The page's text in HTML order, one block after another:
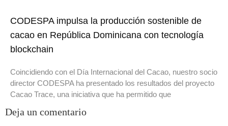
CODESPA impulsa la producción sostenible de
cacao en República Dominicana con tecnología
blockchain
Coincidiendo con el Día Internacional del Cacao, nuestro socio
director CODESPA ha presentado los resultados del proyecto
Cacao Trace, una iniciativa que ha permitido que
Deja un comentario